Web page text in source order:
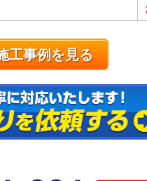
工事例を見る